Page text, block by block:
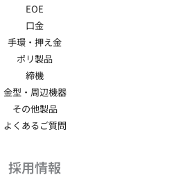
EOE
口金
手環・押え金
ポリ製品
締機
金型・周辺機器
その他製品
よくあるご質問
採用情報